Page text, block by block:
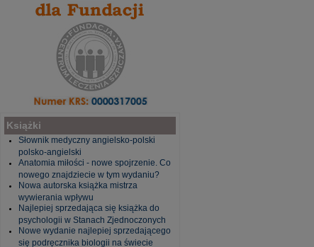
Książki
Słownik medyczny angielsko-polski
polsko-angielski
Anatomia miłości - nowe spojrzenie. Co
nowego znajdziecie w tym wydaniu?
Nowa autorska książka mistrza
wywierania wpływu
Najlepiej sprzedająca się książka do
psychologii w Stanach Zjednoczonych
Nowe wydanie najlepiej sprzedającego
się podręcznika biologii na świecie